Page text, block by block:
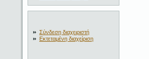
Σύνδεση διαχειριστή
Εκτεταμένη διαχείριση